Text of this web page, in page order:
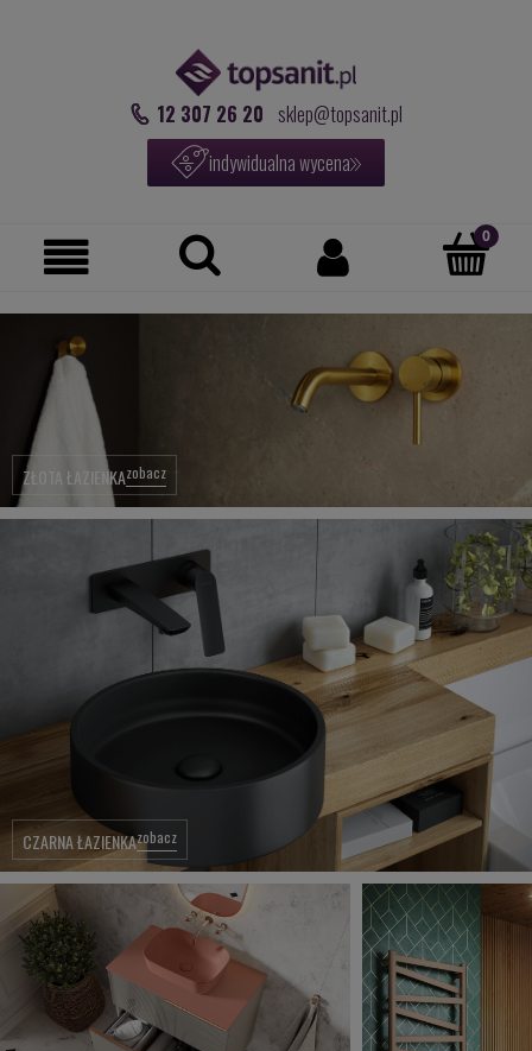
12 307 26 20 sklep@topsanit.pl
indywidualna wycena
ZŁOTA ŁAZIENKAzobacz
CZARNA ŁAZIENKAzobacz